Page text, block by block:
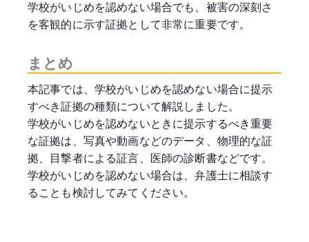
学校がいじめを認めない場合でも、被害の深刻さ
を客観的に示す証拠として非常に重要です。
まとめ
本記事では、学校がいじめを認めない場合に提示
すべき証拠の種類について解説しました。
学校がいじめを認めないときに提示するべき重要
な証拠は、写真や動画などのデータ、物理的な証
拠、目撃者による証言、医師の診断書などです。
学校がいじめを認めない場合は、弁護士に相談す
ることも検討してみてください。